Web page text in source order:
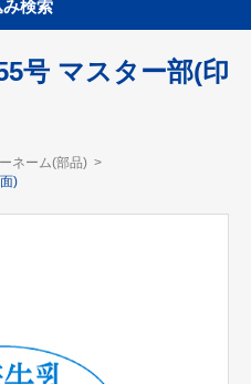
検索
号 マスター部(印
ネーム(部品)
)